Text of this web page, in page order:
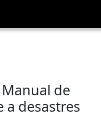
de
a desastres